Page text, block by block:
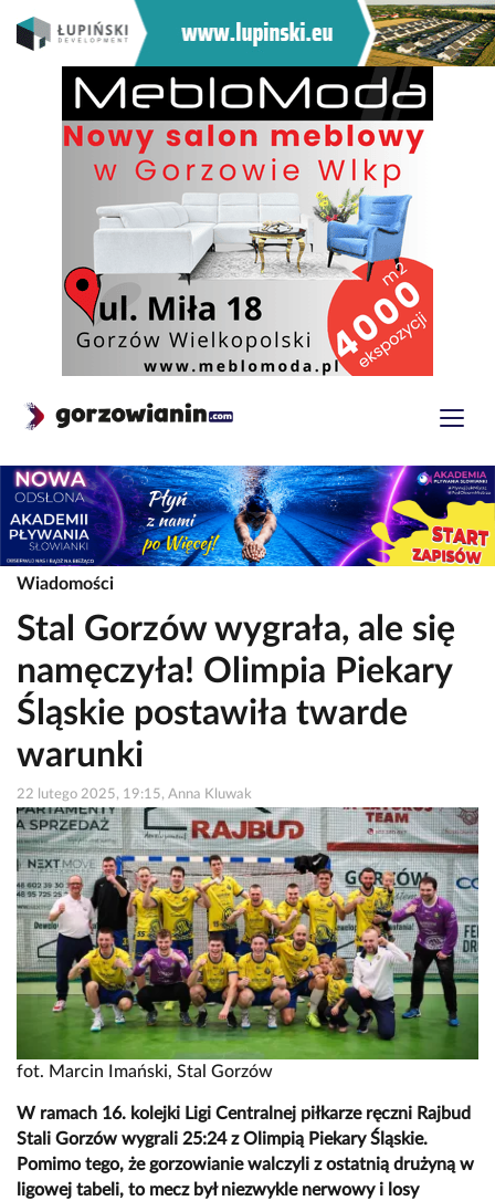
Wiadomości
Stal Gorzów wygrała, ale się
namęczyła! Olimpia Piekary
Śląskie postawiła twarde
warunki
22 lutego 2025, 19:15, Anna Kluwak
fot. Marcin Imański, Stal Gorzów
W ramach 16. kolejki Ligi Centralnej piłkarze ręczni Rajbud
Stali Gorzów wygrali 25:24 z Olimpią Piekary Śląskie.
Pomimo tego, że gorzowianie walczyli z ostatnią drużyną w
ligowej tabeli, to mecz był niezwykle nerwowy i losy